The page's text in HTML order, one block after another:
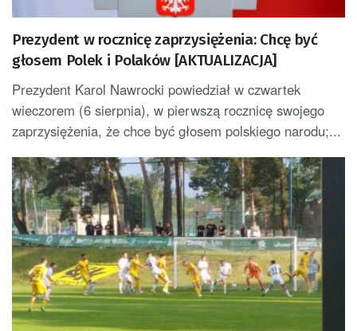
Prezydent w rocznicę zaprzysiężenia: Chcę być
głosem Polek i Polaków [AKTUALIZACJA]
Prezydent Karol Nawrocki powiedział w czwartek
wieczorem (6 sierpnia), w pierwszą rocznicę swojego
zaprzysiężenia, że chce być głosem polskiego narodu;...